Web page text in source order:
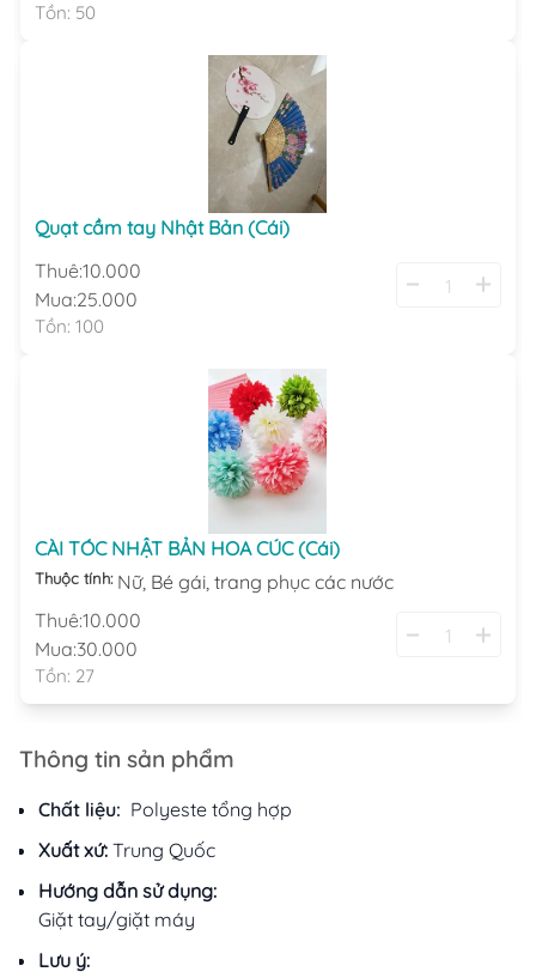
Tồn: 50
Quạt cầm tay Nhật Bản (Cái)
Thuê:10.000
Mua:25.000
Tồn: 100
CÀI TÓC NHẬT BẢN HOA CÚC (Cái)
Thuộc tính: Nữ, Bé gái, trang phục các nước
Thuê:10.000
Mua:30.000
Tồn: 27
Thông tin sản phẩm
Chất liệu: Polyeste tổng hợp
Xuất xứ: Trung Quốc
Hướng dẫn sử dụng:
Giặt tay/giặt máy
Lưu ý: